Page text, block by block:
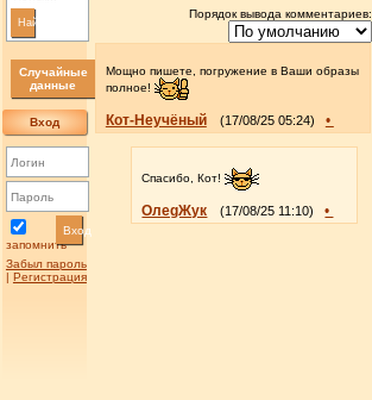
Найти
Случайные
данные
Вход
запомнить
Вход
Забыл пароль
| Регистрация
Порядок вывода комментариев:
Мощно пишете, погружение в Ваши образы
полное!
Кот-Неучёный (17/08/25 05:24) •
Спасибо, Кот!
ОлеgЖук (17/08/25 11:10) •